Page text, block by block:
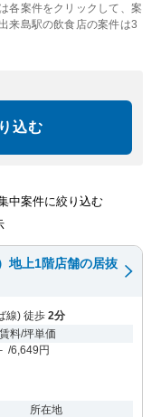
各案件をクリックして、案
来島駅の飲食店の案件は3
込む
中案件に絞り込む
地上1階店舗の居抜
線) 徒歩 2分
料/坪単価
/6,649円
所在地